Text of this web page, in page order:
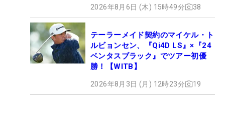
2026年8月6日 (木) 15時49分 38
テーラーメイド契約のマイケル・ト
ルビョンセン、『Qi4D LS』×『24
ベンタスブラック』でツアー初優
勝！【WITB】
2026年8月3日 (月) 12時23分 19